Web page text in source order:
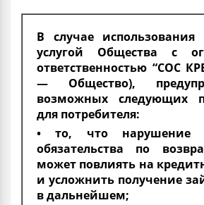
В случае использования
услугой Общества с
ответственностью “СОС
— Общество),
возможных следующих
для потребителя:
• то, что нарушение
обязательства по
может повлиять на
и усложнить получение
в дальнейшем;